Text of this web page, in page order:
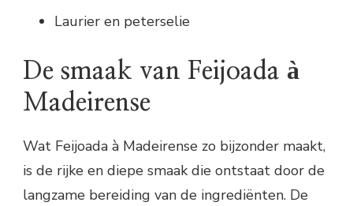
Laurier en peterselie
De smaak van Feijoada à
Madeirense
Wat Feijoada à Madeirense zo bijzonder maakt,
is de rijke en diepe smaak die ontstaat door de
langzame bereiding van de ingrediënten. De